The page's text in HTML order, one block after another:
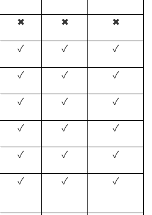
✖ ✖
✖
✓ ✓
✓
✓ ✓
✓
✓ ✓
✓
✓ ✓
✓
✓ ✓
✓
✓ ✓ ✓